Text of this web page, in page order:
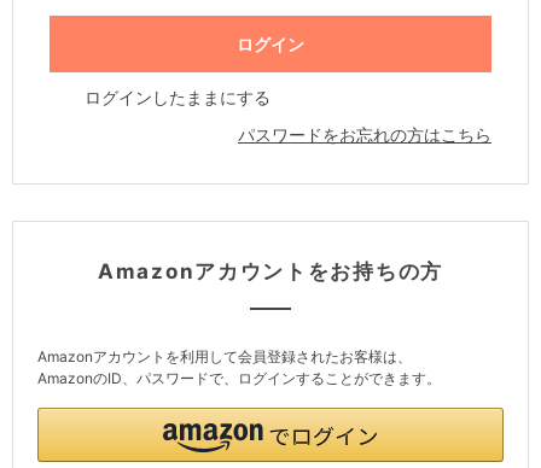
ログインしたままにする
パスワードをお忘れの方はこちら
Amazonアカウントをお持ちの方
Amazonアカウントを利用して会員登録されたお客様は、
AmazonのID、パスワードで、ログインすることができます。